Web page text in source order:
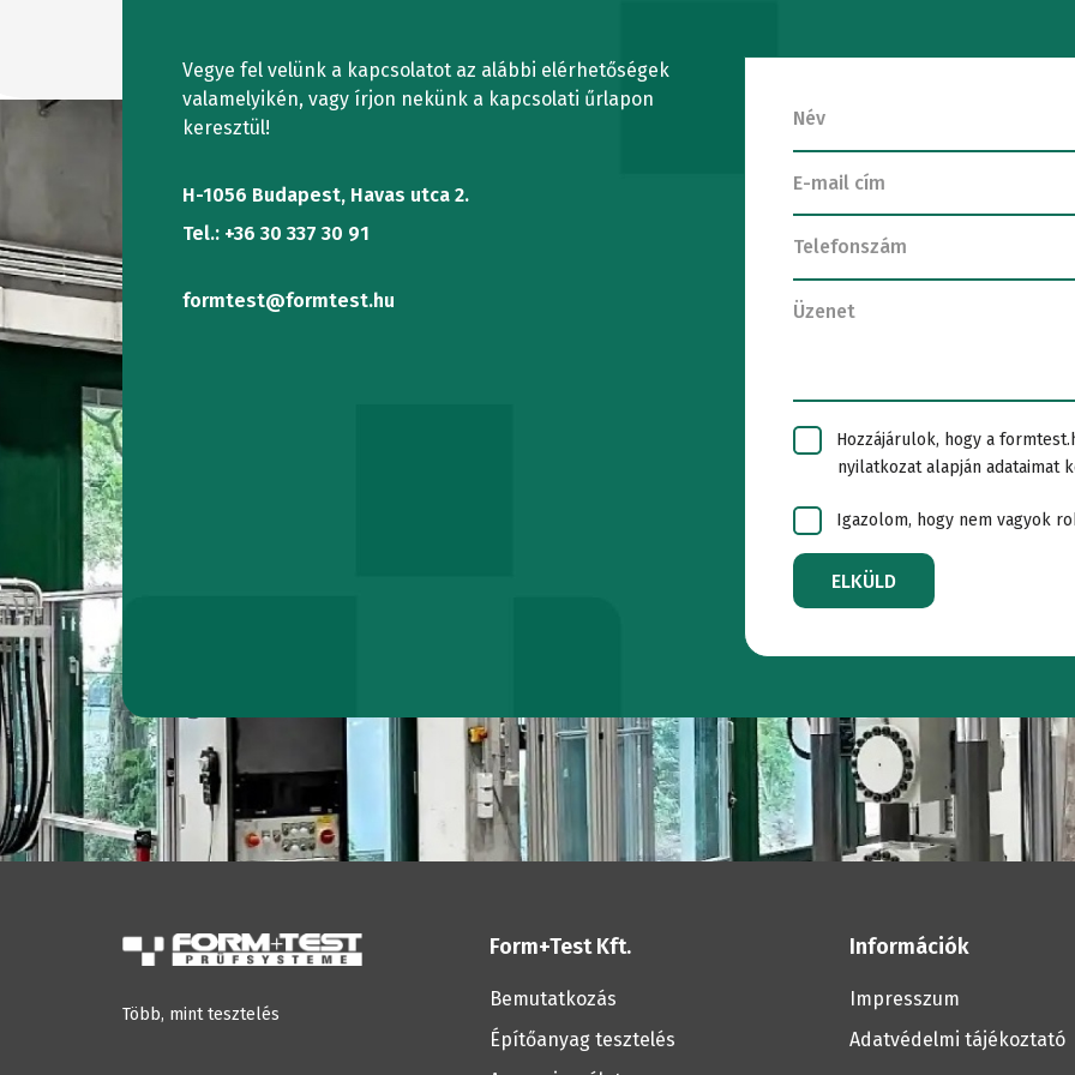
berendezések
LABORATÓRIUMI
KONTÉNEREK
LABORATÓRIUMI
BERENDEZÉSEK
Laboratóriumi
bútorok
tervezése
Igazító
egységek
Rögzítési
technológia
Eszközök
TORZIÓS
VIZSGÁLÓGÉPEK
Eszközök
vizsgálata
Faanyag
vizsgálat
Szigetelők
vizsgálati
rendszerek
Vasúti
tesztelés
Talpfa
Vegye fel velünk a kapcsolatot az alábbi elérhetőségek
valamelyikén, vagy írjon nekünk a kapcsolati űrlapon
keresztül!
H-1056 Budapest, Havas utca 2.
Tel.: +36 30 337 30 91
formtest@formtest.hu
Hozzájárulok, hogy a
nyilatkozat alapján adataimat
Igazolom, hogy nem vagyok
ELKÜLD
Több, mint tesztelés
Form+Test Kft.
Bemutatkozás
Építőanyag tesztelés
Információk
Impresszum
Adatvédelmi tájékoztató